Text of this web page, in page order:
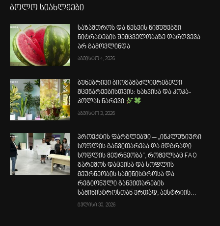
ბოლო სიახლეები
საზამთროს და ნესვის ნიმუშებში
ნიტრატების შემცველობაზე დარღვევა
არ გამოვლინდა
აგვისტო 4, 2026
ბუნებრივი ბიოგამაძლიერებელი
მცენარეებისთვის: ხახვისა და კოკა-
კოლას ნარევი
აგვისტო 3, 2026
პროექტის ფარგლებში – „ინკლუზიური
სოფლის განვითარება და მდგრადი
სოფლის მეურნეობა“, რომელსაც FAO
გარემოს დაცვისა და სოფლის
მეურნეობის სამინისტროსა და
რეგიონული განვითარების
სამინისტროსთან ერთად, ავსტრიის...
ივლისი 30, 2026